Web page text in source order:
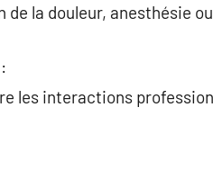
la douleur, anesthésie
les interactions